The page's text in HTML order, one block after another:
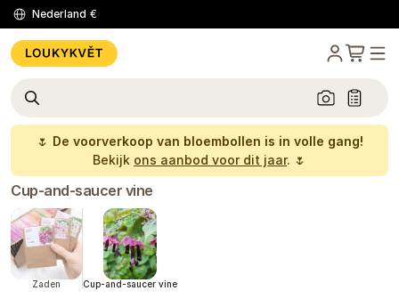
Nederland €
🌷 De voorverkoop van bloembollen is in volle gang!
Bekijk ons aanbod voor dit jaar. 🌷
Cup-and-saucer vine
Zaden Cup-and-saucer vine